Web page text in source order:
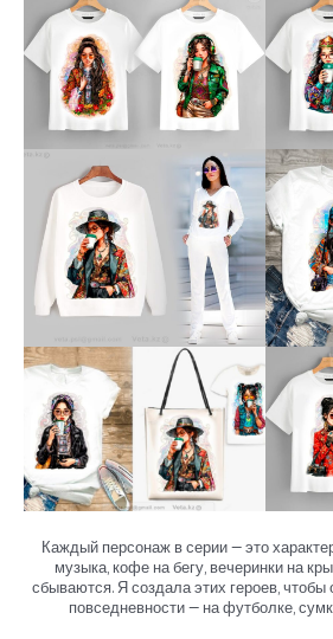
Каждый персонаж в серии — это
музыка, кофе на бегу, вечеринки на
сбываются. Я создала этих героев, чтобы
повседневности — на футболке,